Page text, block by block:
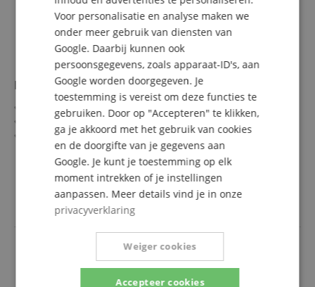
La Tromba Hoogpresterende Asolie Nr.4
Middelviscositeit Nr.4
Voor assen, gewrichten en Minibal®-systemen
Hecht nauwkeurig zonder uit te lopen of te verharzen
Dempt geluiden en verbetert de haptiek
13 ml inhoud met praktische applicator
Afbeelding vergelijkbaar!
meer laten zien
12,90 €
incl. BTW +
(NL)
Voor personalisatie en analyse maken we
onder meer gebruik van diensten van
Google. Daarbij kunnen ook
persoonsgegevens, zoals apparaat-ID's, aan
Google worden doorgegeven. Je
toestemming is vereist om deze functies te
gebruiken. Door op "Accepteren" te klikken,
ga je akkoord met het gebruik van cookies
en de doorgifte van je gegevens aan
Google. Je kunt je toestemming op elk
moment intrekken of je instellingen
aanpassen. Meer details vind je in onze
privacyverklaring
Accepteer cookies
Weiger cookies